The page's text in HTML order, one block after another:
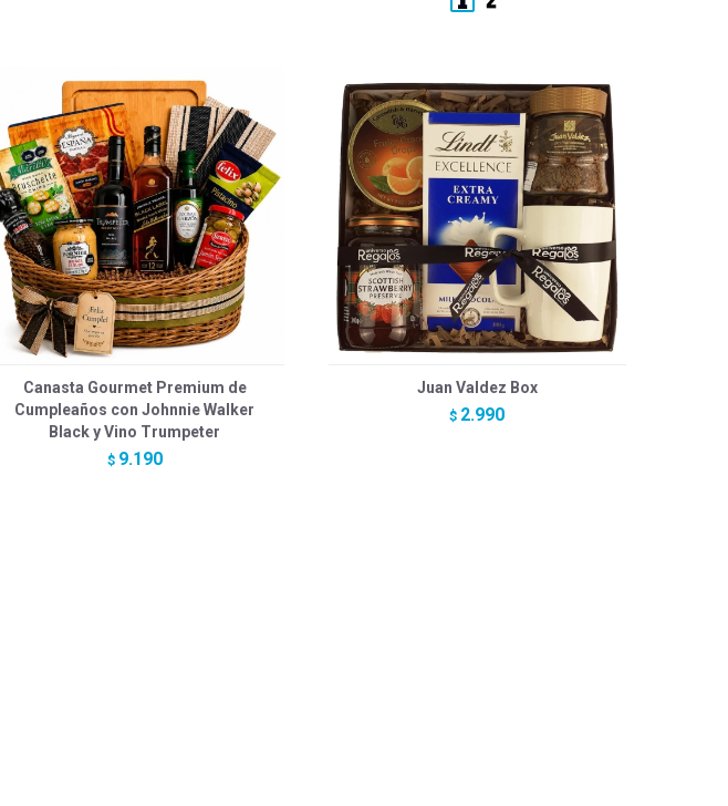
Canasta Gourmet Premium de
Cumpleaños con Johnnie Walker
Black y Vino Trumpeter
$ 9.190
Juan Valdez Box
$ 2.990